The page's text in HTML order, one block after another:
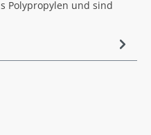
Polypropylen und sind